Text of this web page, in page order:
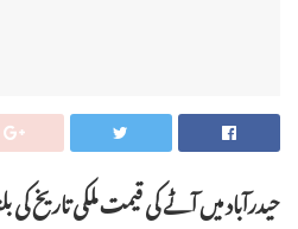
حیدرآباد میں آٹے کی قیمت ملکی تاریخ کی